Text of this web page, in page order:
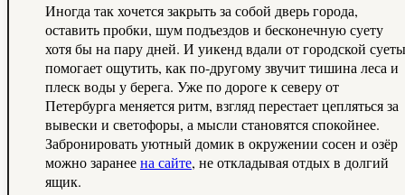
Иногда так хочется закрыть за собой дверь города,
оставить пробки, шум подъездов и бесконечную суету
хотя бы на пару дней. И уикенд вдали от городской суеты
помогает ощутить, как по‑другому звучит тишина леса и
плеск воды у берега. Уже по дороге к северу от
Петербурга меняется ритм, взгляд перестает цепляться за
вывески и светофоры, а мысли становятся спокойнее.
Забронировать уютный домик в окружении сосен и озёр
можно заранеена сайте, не откладывая отдых в долгий
ящик.